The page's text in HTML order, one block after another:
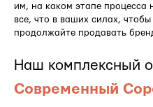
им, на каком этапе процесса
все, что в ваших силах,
продолжайте продавать
Наш комплексный
Современный